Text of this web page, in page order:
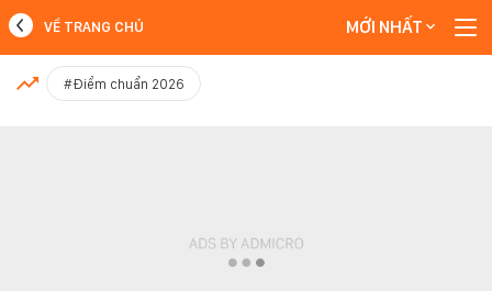
MỚI NHẤT
VỀ TRANG CHỦ MỚI NHẤT
#Điểm chuẩn 2026